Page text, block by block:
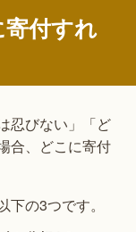
付すれ
忍びない」「ど
合、どこに寄付
の3つです。